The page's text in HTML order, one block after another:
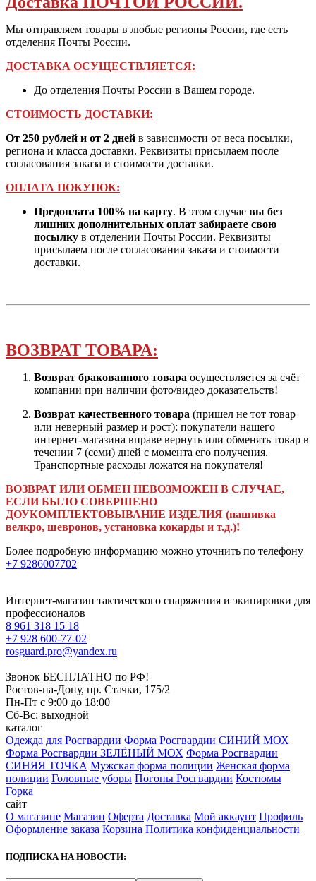
Мы отправляем товары в любые регионы России, где есть
отделения Почты России.
ДОСТАВКА ОСУЩЕСТВЛЯЕТСЯ:
До отделения Почты России в Вашем городе.
СТОИМОСТЬ ДОСТАВКИ:
От 250 рублей и от 2 дней в зависимости от веса посылки,
региона и класса доставки. Реквизиты присылаем после
согласования заказа и стоимости доставки.
ОПЛАТА ПОКУПОК:
Предоплата 100% на карту. В этом случае вы без
лишних дополнительных оплат забираете свою
посылку в отделении Почты России. Реквизиты
присылаем после согласования заказа и стоимости
доставки.
ВОЗВРАТ ТОВАРА:
Возврат бракованного товара осуществляется за счёт
компании при наличии фото/видео доказательств!
Возврат качественного товара (пришел не тот товар
или неверный размер и рост): покупатели нашего
интернет-магазина вправе вернуть или обменять товар в
течении 7 (семи) дней с момента его получения.
Транспортные расходы ложатся на покупателя!
ВОЗВРАТ ИЛИ ОБМЕН НЕВОЗМОЖЕН В СЛУЧАЕ,
ЕСЛИ БЫЛО СОВЕРШЕНО
ДОУКОМПЛЕКТОВЫВАНИЕ ИЗДЕЛИЯ (нашивка
велкро, шевронов, установка кокарды и т.д.)!
Более подробную информацию можно уточнить по телефону
+7 9286007702
Интернет-магазин тактического снаряжения и экипировки для
профессионалов
8 961 318 15 18
+7 928 600-77-02
rosguard.pro@yandex.ru
Звонок БЕСПЛАТНО по РФ!
Ростов-на-Дону, пр. Стачки, 175/2
Пн-Пт с 9:00 до 18:00
Сб-Вс: выходной
каталог
Одежда для Росгвардии Форма Росгвардии СИНИЙ МОХ
Форма Росгвардии ЗЕЛЁНЫЙ МОХ Форма Росгвардии
СИНЯЯ ТОЧКА Мужская форма полиции Женская форма
полиции Головные уборы Погоны Росгвардии Костюмы
Горка
сайт
О магазине Магазин Оферта Доставка Мой аккаунт Профиль
Оформление заказа Корзина Политика конфиденциальности
ПОДПИСКА НА НОВОСТИ: